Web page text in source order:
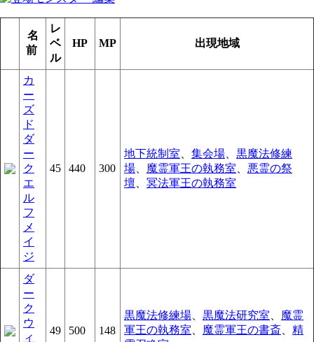
名
前
レ
ベ
ル
HP MP 出現地域
カ
ー
ズ
ド
ダ
ー
ク
エ
ル
フ
メ
イ
ジ
45 440 300
地下統制室 集会場
黒魔法修練
場
魔霊軍王の執務室
悪霊の祭
壇
冥法軍王の執務室
ダ
ー
ク
ウ
ィ
49 500 148
黒魔法修練場 黒魔法研究室
魔霊
軍王の執務室
魔霊軍王の書斎
精